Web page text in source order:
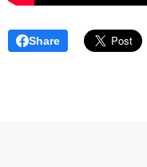
Share